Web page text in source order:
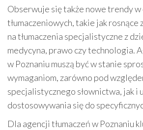
Obserwuje się także nowe trendy w
tłumaczeniowych, takie jak
na tłumaczenia specjalistyczne z
medycyna, prawo czy technologia.
w Poznaniu muszą być w stanie
wymaganiom, zarówno pod
specjalistycznego słownictwa, jak i
dostosowywania się do
Dla agencji tłumaczeń w Poznaniu